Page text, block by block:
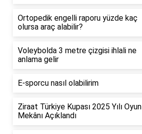
Ortopedik engelli raporu yüzde kaç
olursa araç alabilir?
Voleybolda 3 metre çizgisi ihlali ne
anlama gelir
E-sporcu nasıl olabilirim
Ziraat Türkiye Kupası 2025 Yılı Oyun
Mekânı Açıklandı